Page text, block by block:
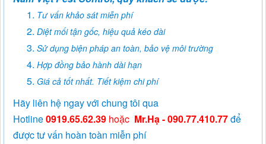
Tư vấn khảo sát miễn phí
Diệt mối tận gốc, hiệu quả kéo dài
Sử dụng biện pháp an toàn, bảo vệ môi trường
Hợp đồng bảo hành dài hạn
Giá cả tốt nhất. Tiết kiệm chi phí
Hãy liên hệ ngay với chung tôi qua
Hotline0919.65.62.39 hoặc Mr.Hạ - 090.77.410.77để
được tư vấn hoàn toàn miễn phí